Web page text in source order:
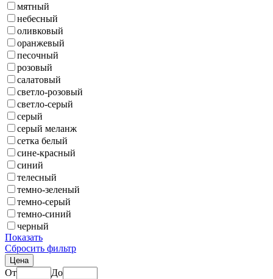
мятный
небесный
оливковый
оранжевый
песочный
розовый
салатовый
светло-розовый
светло-серый
серый
серый меланж
сетка белый
сине-красный
синий
телесный
темно-зеленый
темно-серый
темно-синий
черный
Показать
Сбросить фильтр
Цена
От
До